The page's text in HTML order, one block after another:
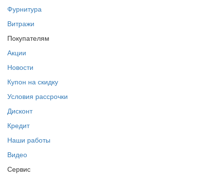
Фурнитура
Витражи
Покупателям
Акции
Новости
Купон на скидку
Условия рассрочки
Дисконт
Кредит
Наши работы
Видео
Сервис